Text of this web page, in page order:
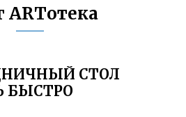
ARTотека
СТОЛ
БЫСТРО